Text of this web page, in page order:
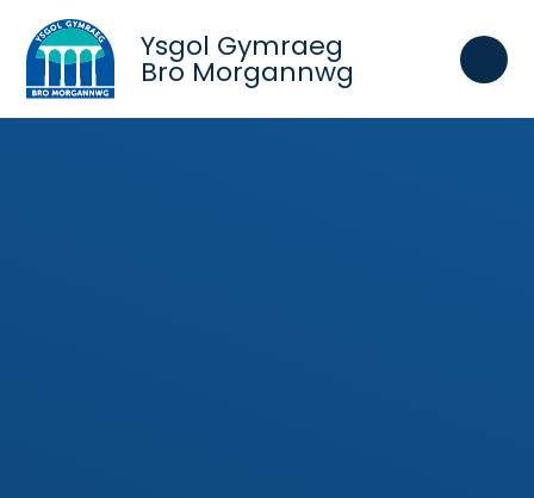
Skip to content ↓
Ysgol Gymraeg
Bro Morgannwg